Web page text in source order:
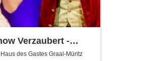
Verzaubert -
Alfar in Graal-
des Gastes Graal-Müritz